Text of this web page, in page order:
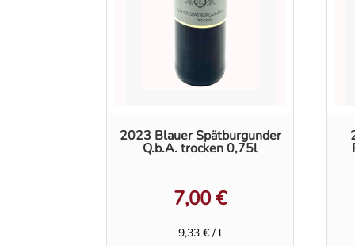
2023 Blauer Spätburgunder
Q.b.A. trocken 0,75l
7,00€
9,33€ / l